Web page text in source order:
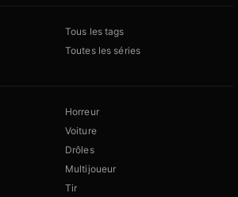
Tous les tags
Toutes les séries
Horreur
Voiture
Drôles
Multijoueur
Tir